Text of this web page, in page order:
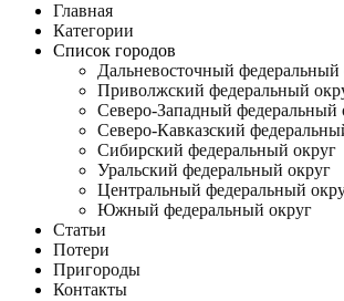
Главная
Категории
Список городов
Дальневосточный федеральный
Приволжский федеральный
Северо-Западный федеральный
Северо-Кавказский
Сибирский федеральный округ
Уральский федеральный округ
Центральный федеральный
Южный федеральный округ
Статьи
Потери
Пригороды
Контакты